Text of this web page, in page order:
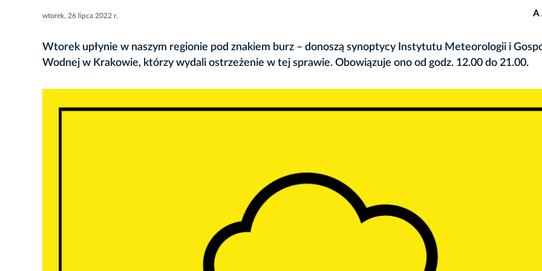
wtorek, 26 lipca 2022 r. A
Wtorek upłynie w naszym regionie pod znakiem burz – donoszą synoptycy Instytutu Meteorologii i
Wodnej w Krakowie, którzy wydali ostrzeżenie w tej sprawie. Obowiązuje ono od godz. 12.00 do 21.00.